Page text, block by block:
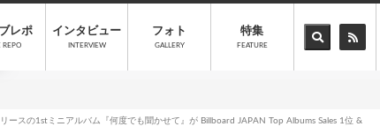
レポ
REPO
インタビュー
INTERVIEW
フォト
GALLERY
特集
FEATURE
スの1stミニアルバム『何度でも聞かせて』が Billboard JAPAN Top Albums Sales 1位 &